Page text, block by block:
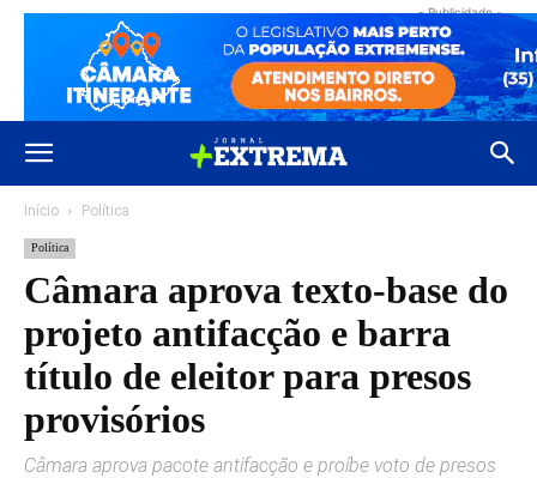
- Publicidade -
Início Política
Política
Câmara aprova texto-base do
projeto antifacção e barra
título de eleitor para presos
provisórios
Câmara aprova pacote antifacção e proíbe voto de presos